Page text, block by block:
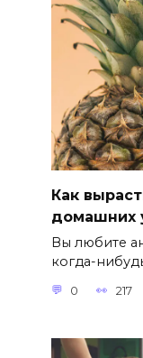
Как
домашних
Вы любите
когда-
0 217